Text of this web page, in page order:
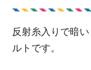
反射糸入りで暗
ルトです。